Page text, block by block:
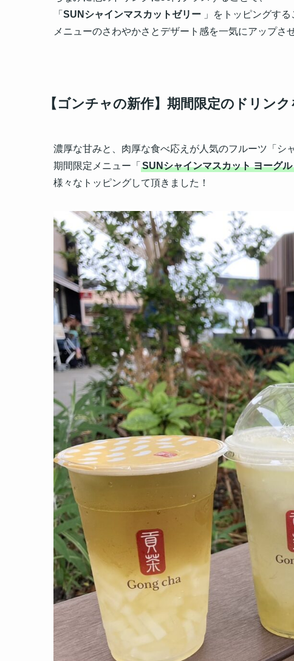
「 SUNシャインマスカットゼリー 」をトッピングす
メニューのさわやかさとデザート感を一気にアップ
【ゴンチャの新作】期間限定のドリン
濃厚な甘みと、肉厚な食べ応えが人気のフルーツ「シ
期間限定メニュー「 SUNシャインマスカット ヨーグ
様々なトッピングして頂きました！